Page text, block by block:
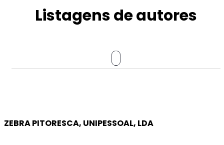
Listagens de autores
ZEBRA PITORESCA, UNIPESSOAL, LDA